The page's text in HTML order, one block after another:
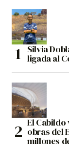
Silvia
ligada al
El
obras del
millones